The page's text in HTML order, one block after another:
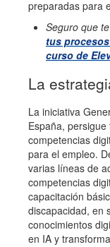
preparadas para
Seguro que
tus
curso de
La
La iniciativa
España,
competencias
para el empleo.
varias líneas de
competencias
capacitación
discapacidad, en
conocimientos
en IA y